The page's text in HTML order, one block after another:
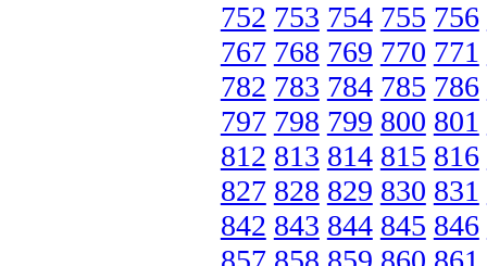
752 753 754 755 756
767 768 769 770 771
782 783 784 785 786
797 798 799 800 801
812 813 814 815 816
827 828 829 830 831
842 843 844 845 846